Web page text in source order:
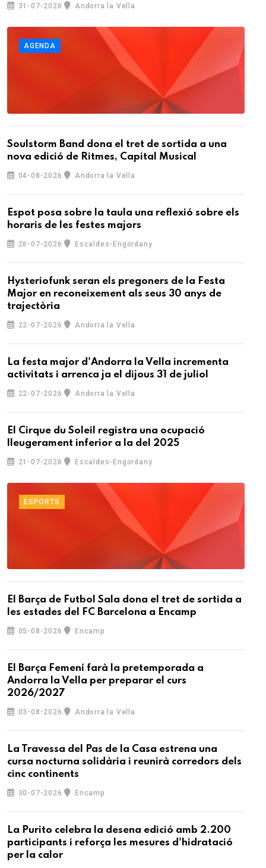
31-07-2026 Andorra la Vella
AGENDA
Soulstorm Band dona el tret de sortida a una
nova edició de Ritmes, Capital Musical
04-08-2026 Andorra la Vella
Espot posa sobre la taula una reflexió sobre els
horaris de les festes majors
26-07-2026 Escaldes-Engordany
Hysteriofunk seran els pregoners de la Festa
Major en reconeixement als seus 30 anys de
trajectòria
22-07-2026 Andorra la Vella
La festa major d'Andorra la Vella incrementa
activitats i arrenca ja el dijous 31 de juliol
22-07-2026 Andorra la Vella
El Cirque du Soleil registra una ocupació
lleugerament inferior a la del 2025
21-07-2026 Escaldes-Engordany
ESPORTS
El Barça de Futbol Sala dona el tret de sortida a
les estades del FC Barcelona a Encamp
05-08-2026 Encamp
El Barça Femení farà la pretemporada a
Andorra la Vella per preparar el curs
2026/2027
03-08-2026 Andorra la Vella
La Travessa del Pas de la Casa estrena una
cursa nocturna solidària i reunirà corredors dels
cinc continents
30-07-2026 Encamp
La Purito celebra la desena edició amb 2.200
participants i reforça les mesures d'hidratació
per la calor